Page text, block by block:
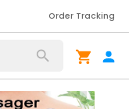
Order Tracking